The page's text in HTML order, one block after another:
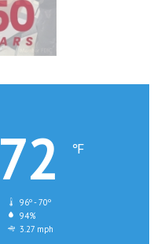
72 ℉
96º - 70º
94%
3.27 mph